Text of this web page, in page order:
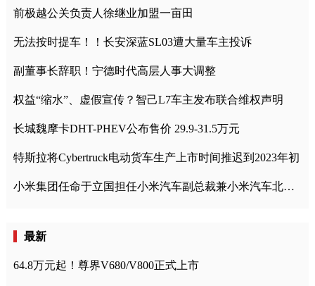
前极越公关负责人徐继业加盟一亩田
无法按时提车！！长安深蓝SL03遭大量车主投诉
副董事长辞职！宁德时代高层人事大调整
权益“缩水”、虚假宣传？智己L7车主发布联合维权声明
长城魏摩卡DHT-PHEV公布售价 29.9-31.5万元
特斯拉将Cybertruck电动货车生产上市时间推迟到2023年初
小米集团任命于立国担任小米汽车副总裁兼小米汽车北京总部政委
最新
64.8万元起！尊界V680/V800正式上市